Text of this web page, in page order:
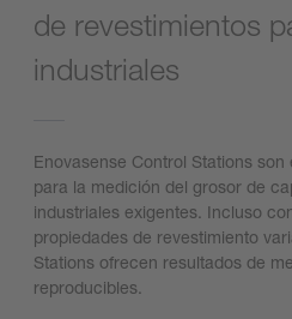
de revestimientos
industriales
Enovasense Control Stations
para la medición del grosor de
industriales exigentes. Incluso
propiedades de revestimiento
Stations ofrecen resultados de
reproducibles.